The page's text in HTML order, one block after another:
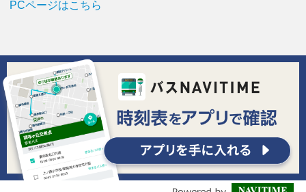
PCページはこちら